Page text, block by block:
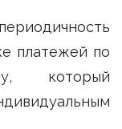
платежей по
который